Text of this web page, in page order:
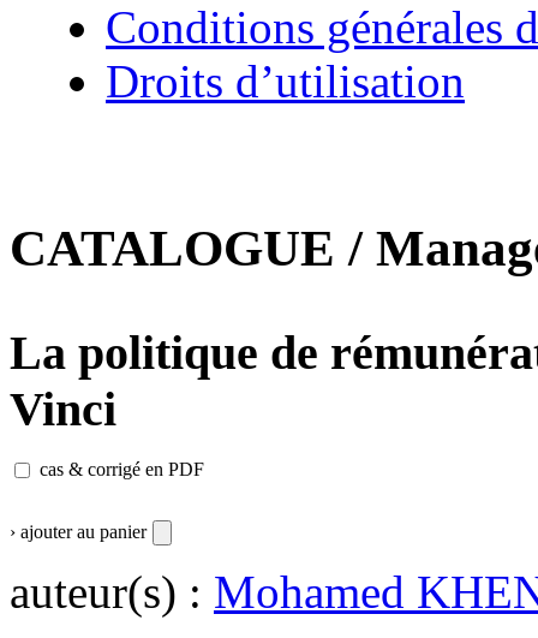
Conditions générales
Droits d’utilisation
CATALOGUE /
La politique de
Vinci
cas & corrigé en PDF
› ajouter au panier
auteur(s) : Mohamed